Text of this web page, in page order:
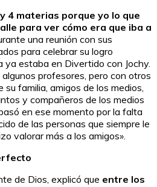
4 materias porque yo lo que
para ver cómo era que iba a
una reunión con sus
para celebrar su logro
ya estaba en Divertido con Jochy.
profesores, pero con otros
familia, amigos de los medios,
y compañeros de los medios
en ese momento por la falta
de las personas que siempre le
valorar más a los amigos».
de Dios, explicó que entre los